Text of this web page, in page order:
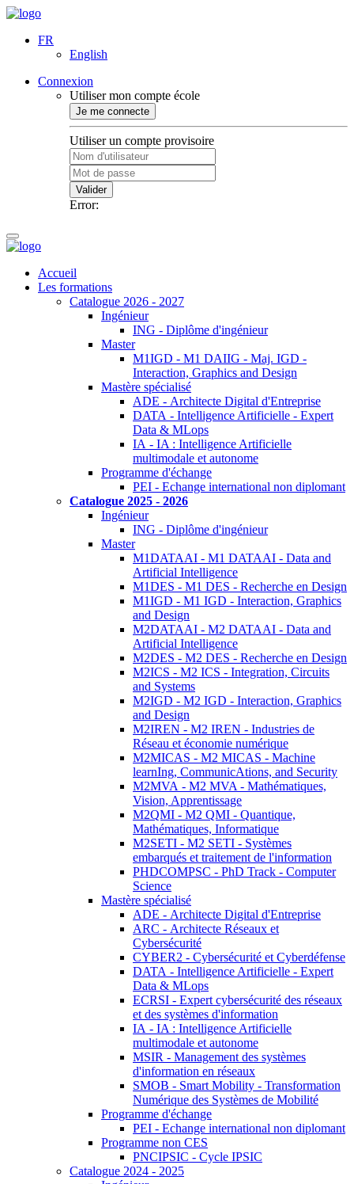
FR
English
Connexion
Utiliser mon compte école
Je me connecte
Utiliser un compte provisoire
Valider
Error:
Accueil
Les formations
Catalogue 2026 - 2027
Ingénieur
ING - Diplôme d'ingénieur
Master
M1IGD - M1 DAIIG - Maj. IGD -
Interaction, Graphics and Design
Mastère spécialisé
ADE - Architecte Digital d'Entreprise
DATA - Intelligence Artificielle - Expert
Data & MLops
IA - IA : Intelligence Artificielle
multimodale et autonome
Programme d'échange
PEI - Echange international non diplomant
Catalogue 2025 - 2026
Ingénieur
ING - Diplôme d'ingénieur
Master
M1DATAAI - M1 DATAAI - Data and
Artificial Intelligence
M1DES - M1 DES - Recherche en Design
M1IGD - M1 IGD - Interaction, Graphics
and Design
M2DATAAI - M2 DATAAI - Data and
Artificial Intelligence
M2DES - M2 DES - Recherche en Design
M2ICS - M2 ICS - Integration, Circuits
and Systems
M2IGD - M2 IGD - Interaction, Graphics
and Design
M2IREN - M2 IREN - Industries de
Réseau et économie numérique
M2MICAS - M2 MICAS - Machine
learnIng, CommunicAtions, and Security
M2MVA - M2 MVA - Mathématiques,
Vision, Apprentissage
M2QMI - M2 QMI - Quantique,
Mathématiques, Informatique
M2SETI - M2 SETI - Systèmes
embarqués et traitement de l'information
PHDCOMPSC - PhD Track - Computer
Science
Mastère spécialisé
ADE - Architecte Digital d'Entreprise
ARC - Architecte Réseaux et
Cybersécurité
CYBER2 - Cybersécurité et Cyberdéfense
DATA - Intelligence Artificielle - Expert
Data & MLops
ECRSI - Expert cybersécurité des réseaux
et des systèmes d'information
IA - IA : Intelligence Artificielle
multimodale et autonome
MSIR - Management des systèmes
d'information en réseaux
SMOB - Smart Mobility - Transformation
Numérique des Systèmes de Mobilité
Programme d'échange
PEI - Echange international non diplomant
Programme non CES
PNCIPSIC - Cycle IPSIC
Catalogue 2024 - 2025